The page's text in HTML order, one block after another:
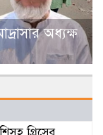
অধ্যক্ষ